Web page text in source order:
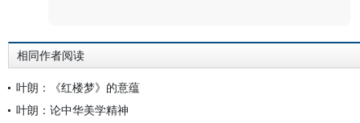
相同作者阅读
叶朗：《红楼梦》的意蕴
叶朗：论中华美学精神